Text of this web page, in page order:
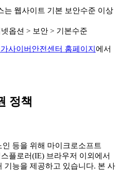
는 웹사이트 기본 보안수준 이상
옵션 > 보안 > 기본수준
사이버안전센터 홈페이지 에서
정책
등을 위해 마이크로소프트
플로러(IE) 브라우저 이외에서
기능을 제공하고 있습니다. 본 사